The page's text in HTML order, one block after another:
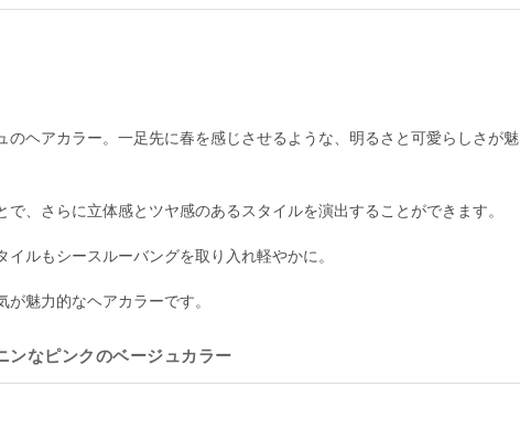
のヘアカラー。一足先に春を感じさせるような、明るさと可愛らしさが魅
、さらに立体感とツヤ感のあるスタイルを演出することができます。
ルもシースルーバングを取り入れ軽やかに。
魅力的なヘアカラーです。
ンなピンクのベージュカラー